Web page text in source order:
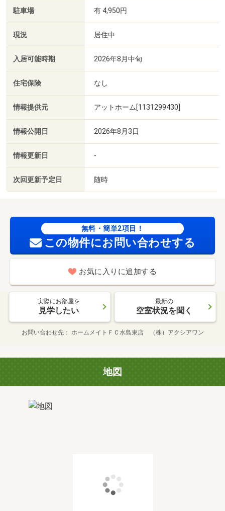
駐車場 有 4,950円
現況 居住中
入居可能時期 2026年8月中旬
住宅保険 なし
情報提供元 アットホーム[1131299430]
情報公開日 2026年8月3日
情報更新日 -
次回更新予定日 随時
無料・簡単2項目！
この物件にお問い合わせする
お気に入りに追加する
実際にお部屋を
見学したい
最新の
空室状況を聞く
お問い合わせ先 ホームメイトＦＣ水島東店 （株）アクシアワン
地図